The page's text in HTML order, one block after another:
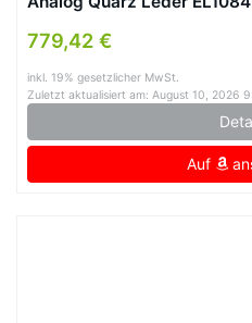
779,42 €
inkl. 19% gesetzlicher MwSt.
Zuletzt aktualisiert am: August 10, 2026
Auf